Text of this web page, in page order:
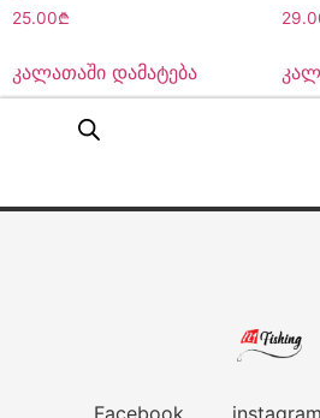
25.00₾
კალათაში დამატება